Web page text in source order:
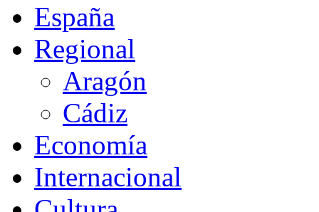
España
Regional
Aragón
Cádiz
Economía
Internacional